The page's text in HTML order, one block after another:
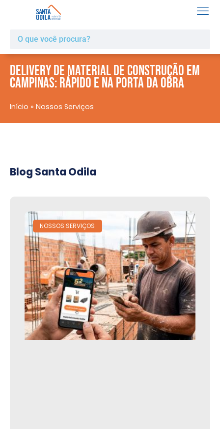
Delivery de Material de Construção em
Campinas: Rápido e na Porta da Obra
Início » Nossos Serviços
Blog Santa Odila
NOSSOS SERVIÇOS